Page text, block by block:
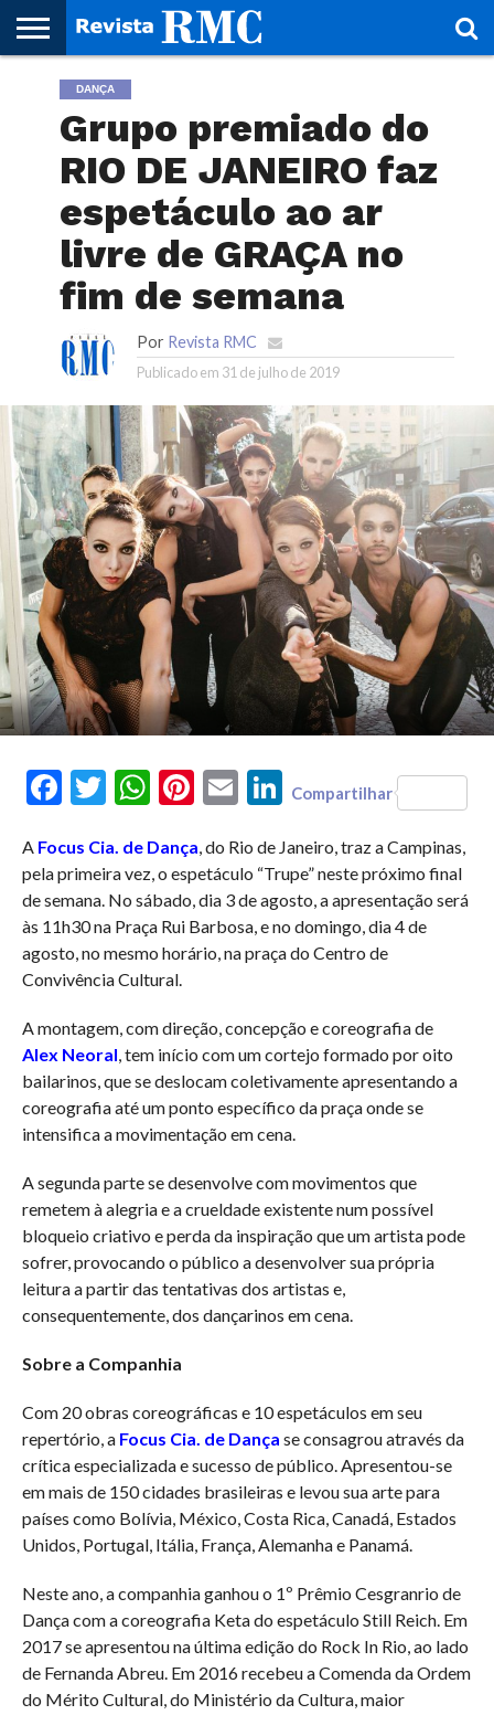
HOME
REVISTA
PROJETO
RMC – 20
ARTE &
NOTÍCIAS
EDIÇÕES
PARCEIROS
FAÇA
SEU
SITE!
FALEDANÇA
Grupo premiado do
RIO DE JANEIRO faz
espetáculo ao ar
livre de GRAÇA no
fim de semana
Por Revista RMC
Publicado em 31 de julho de 2019
FacebookTwitterWhatsAppPinterest
Email LinkedIn
Compartilhar
A Focus Cia. de Dança , do Rio de Janeiro, traz a Campinas,
pela primeira vez, o espetáculo “Trupe” neste próximo final
de semana. No sábado, dia 3 de agosto, a apresentação será
às 11h30 na Praça Rui Barbosa, e no domingo, dia 4 de
agosto, no mesmo horário, na praça do Centro de
Convivência Cultural.
A montagem, com direção, concepção e coreografia de
Alex Neoral , tem início com um cortejo formado por oito
bailarinos, que se deslocam coletivamente apresentando a
coreografia até um ponto específico da praça onde se
intensifica a movimentação em cena.
A segunda parte se desenvolve com movimentos que
remetem à alegria e a crueldade existente num possível
bloqueio criativo e perda da inspiração que um artista pode
sofrer, provocando o público a desenvolver sua própria
leitura a partir das tentativas dos artistas e,
consequentemente, dos dançarinos em cena.
Sobre a Companhia
Com 20 obras coreográficas e 10 espetáculos em seu
repertório, a Focus Cia. de Dança se consagrou através da
crítica especializada e sucesso de público. Apresentou-se
em mais de 150 cidades brasileiras e levou sua arte para
países como Bolívia, México, Costa Rica, Canadá, Estados
Unidos, Portugal, Itália, França, Alemanha e Panamá.
Neste ano, a companhia ganhou o 1º Prêmio Cesgranrio de
Dança com a coreografia Keta do espetáculo Still Reich. Em
2017 se apresentou na última edição do Rock In Rio, ao lado
de Fernanda Abreu. Em 2016 recebeu a Comenda da Ordem
do Mérito Cultural, do Ministério da Cultura, maior